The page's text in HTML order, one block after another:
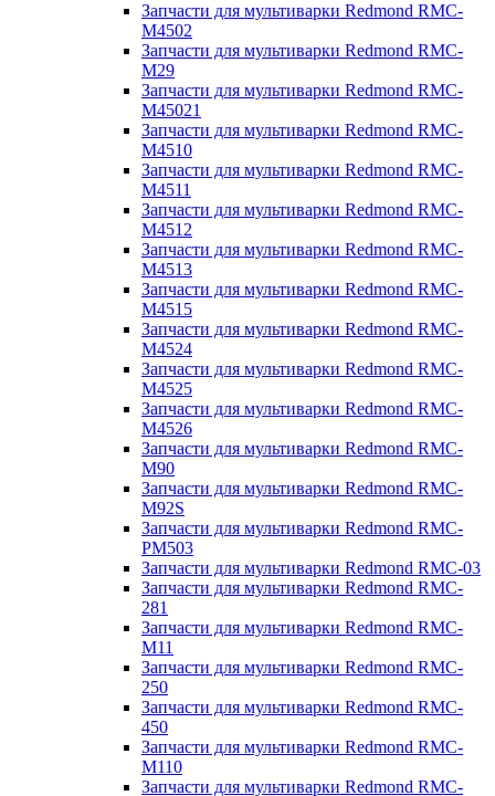
Запчасти для мультиварки Redmond RMC-
M4502
Запчасти для мультиварки Redmond RMC-
M29
Запчасти для мультиварки Redmond RMC-
M45021
Запчасти для мультиварки Redmond RMC-
M4510
Запчасти для мультиварки Redmond RMC-
M4511
Запчасти для мультиварки Redmond RMC-
M4512
Запчасти для мультиварки Redmond RMC-
M4513
Запчасти для мультиварки Redmond RMC-
M4515
Запчасти для мультиварки Redmond RMC-
M4524
Запчасти для мультиварки Redmond RMC-
M4525
Запчасти для мультиварки Redmond RMC-
M4526
Запчасти для мультиварки Redmond RMC-
M90
Запчасти для мультиварки Redmond RMC-
M92S
Запчасти для мультиварки Redmond RMC-
PM503
Запчасти для мультиварки Redmond RMC-03
Запчасти для мультиварки Redmond RMC-
281
Запчасти для мультиварки Redmond RMC-
M11
Запчасти для мультиварки Redmond RMC-
250
Запчасти для мультиварки Redmond RMC-
450
Запчасти для мультиварки Redmond RMC-
M110
Запчасти для мультиварки Redmond RMC-